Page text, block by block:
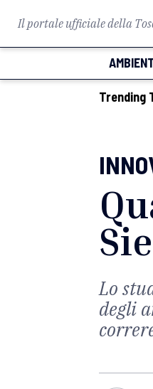
Il portale ufficiale della
Trending
Lo
degli